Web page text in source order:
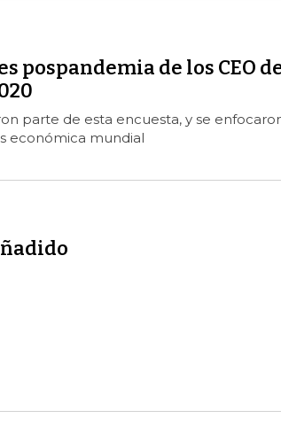
pospandemia de los CEO
parte de esta encuesta, y se
económica mundial